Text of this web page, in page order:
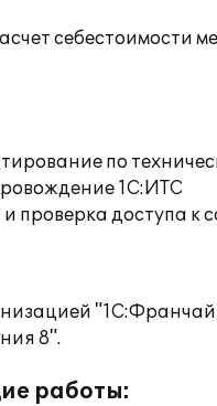
себестоимости
по
1С:ИТС
проверка доступа к
8".
работы: